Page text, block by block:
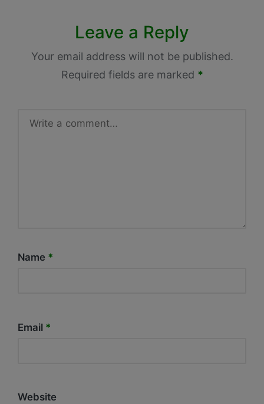
Leave a Reply
Your email address will not be published.
Required fields are marked *
Name *
Email *
Website